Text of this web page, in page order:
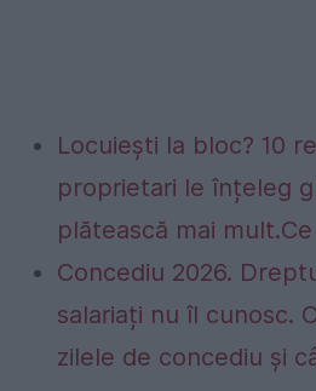
Locuiești la bloc? 10
proprietari le înțeleg
plătească mai
Concediu 2026.
salariați nu îl cunosc.
zilele de concediu și